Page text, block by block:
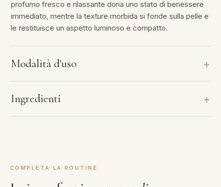
profumo fresco e rilassante dona uno stato di benessere
immediato, mentre la texture morbida si fonde sulla pelle e
le restituisce un aspetto luminoso e compatto.
Modalità d'uso
Ingredienti
COMPLETA LA ROUTINE